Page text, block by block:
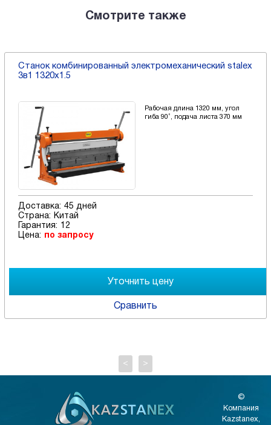
Смотрите также
Станок комбинированный электромеханический stalex
3в1 1320x1.5
Рабочая длина 1320 мм, угол
гиба 90˚, подача листа 370 мм
Доставка: 45 дней
Страна:
Китай
Гарантия:
12
Цена:
по запросу
Сравнить
< >
©
Компания
Kazstanex,